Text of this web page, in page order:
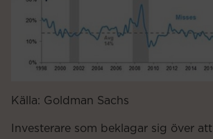
Källa: Goldman Sachs
Investerare som beklagar sig över att